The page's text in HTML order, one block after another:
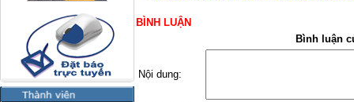
BÌNH LUẬN
Bình luận
Nội dung: